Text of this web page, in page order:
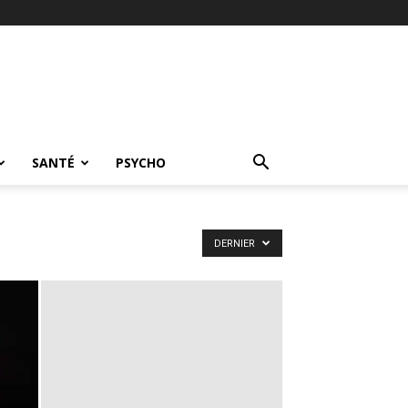
SANTÉ PSYCHO
DERNIER